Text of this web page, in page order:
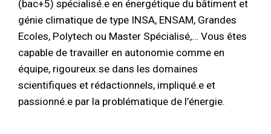
(bac+5) spécialisé.e en énergétique du bâtiment et
génie climatique de type INSA, ENSAM, Grandes
Ecoles, Polytech ou Master Spécialisé,… Vous êtes
capable de travailler en autonomie comme en
équipe, rigoureux.se dans les domaines
scientifiques et rédactionnels, impliqué.e et
passionné.e par la problématique de l’énergie.